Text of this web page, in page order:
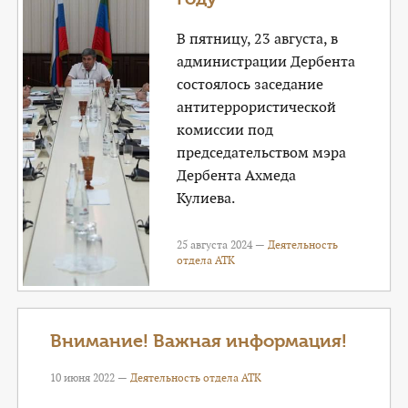
В пятницу, 23 августа, в
администрации Дербента
состоялось заседание
антитеррористической
комиссии под
председательством мэра
Дербента Ахмеда
Кулиева.
25 августа 2024 —Деятельность
отдела АТК
Внимание! Важная информация!
10 июня 2022 — Деятельность отдела АТК